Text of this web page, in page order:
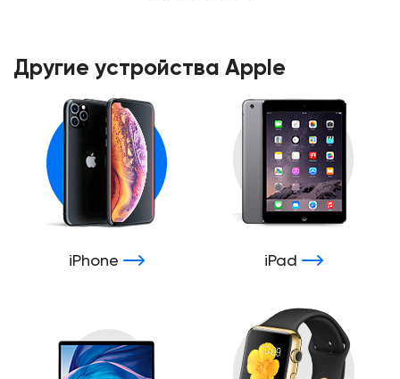
Другие устройства Apple
iPhone iPad